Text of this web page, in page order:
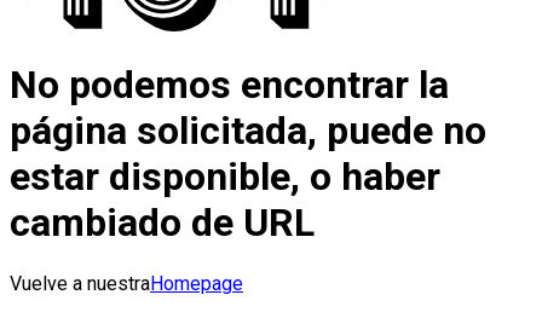
No podemos encontrar la
página solicitada, puede no
estar disponible, o haber
cambiado de URL
Vuelve a nuestraHomepage